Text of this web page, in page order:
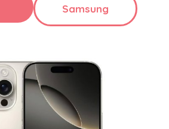
Samsung